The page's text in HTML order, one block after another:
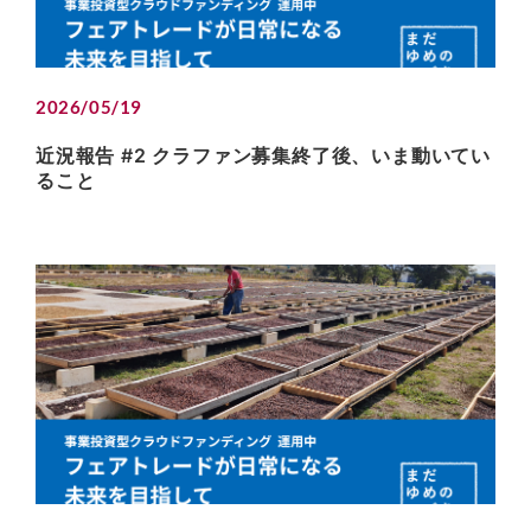
2026/05/19
近況報告 #2 クラファン募集終了後、いま動いてい
ること